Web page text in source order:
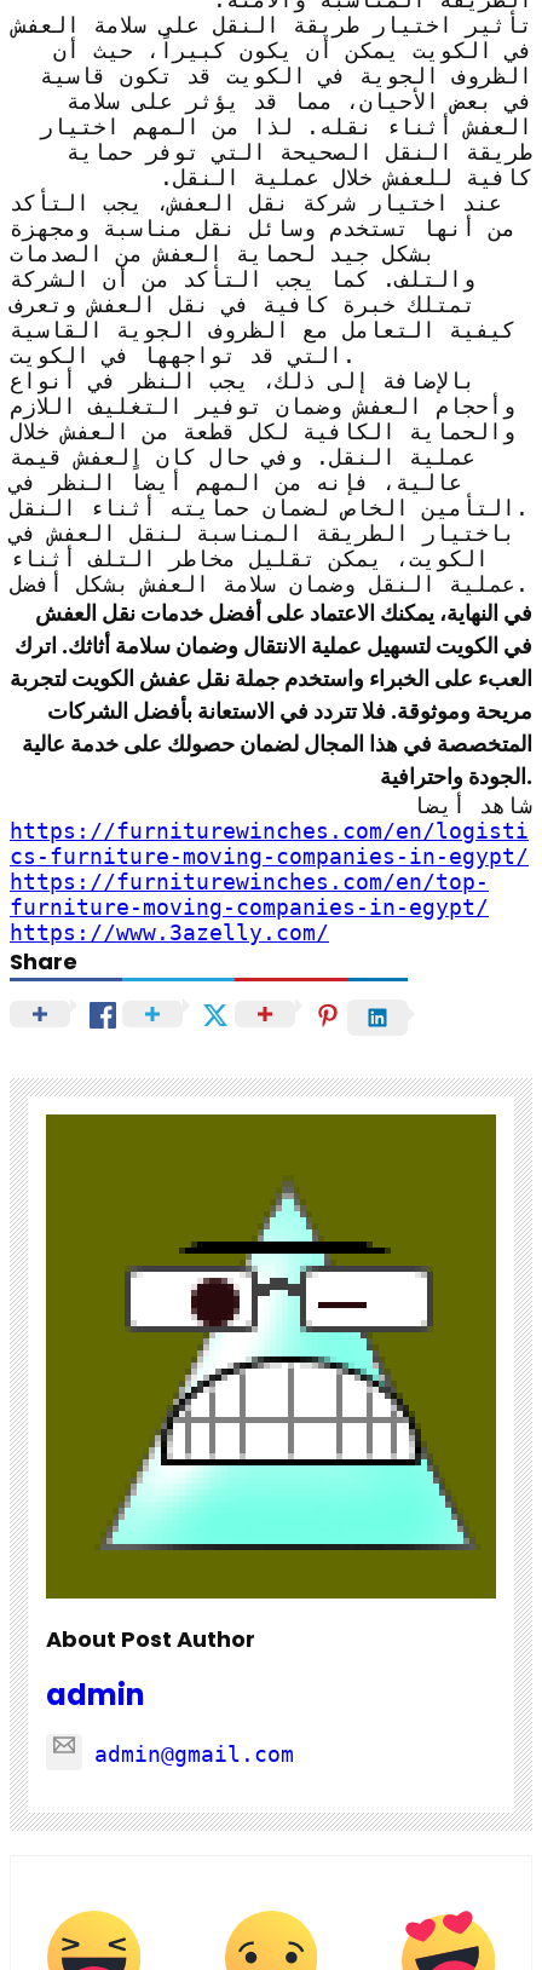
تأثير اختيار طريقة النقل على سلامة العفش
في الكويت يمكن أن يكون كبيراً، حيث أن
الظروف الجوية في الكويت قد تكون قاسية
في بعض الأحيان، مما قد يؤثر على سلامة
العفش أثناء نقله. لذا من المهم اختيار
طريقة النقل الصحيحة التي توفر حماية
كافية للعفش خلال عملية النقل.
عند اختيار شركة نقل العفش، يجب التأكد
من أنها تستخدم وسائل نقل مناسبة ومجهزة
بشكل جيد لحماية العفش من الصدمات
والتلف. كما يجب التأكد من أن الشركة
تمتلك خبرة كافية في نقل العفش وتعرف
كيفية التعامل مع الظروف الجوية القاسية
التي قد تواجهها في الكويت.
بالإضافة إلى ذلك، يجب النظر في أنواع
وأحجام العفش وضمان توفير التغليف اللازم
والحماية الكافية لكل قطعة من العفش خلال
عملية النقل. وفي حال كان العفش قيمة
عالية، فإنه من المهم أيضاً النظر في
التأمين الخاص لضمان حمايته أثناء النقل.
باختيار الطريقة المناسبة لنقل العفش في
الكويت، يمكن تقليل مخاطر التلف أثناء
عملية النقل وضمان سلامة العفش بشكل أفضل.
في النهاية، يمكنك الاعتماد على أفضل خدمات نقل العفش
في الكويت لتسهيل عملية الانتقال وضمان سلامة أثاثك. اترك
العبء على الخبراء واستخدم جملة نقل عفش الكويت لتجربة
مريحة وموثوقة. فلا تتردد في الاستعانة بأفضل الشركات
المتخصصة في هذا المجال لضمان حصولك على خدمة عالية
الجودة واحترافية.
شاهد أيضا
https://furniturewinches.com/en/logisti
cs-furniture-moving-companies-in-egypt/
https://furniturewinches.com/en/top-
furniture-moving-companies-in-egypt/
https://www.3azelly.com/
Share
About Post Author
admin
admin@gmail.com